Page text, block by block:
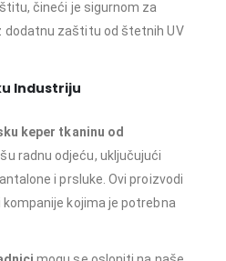
čineći je sigurnom za
dodatnu zaštitu od štetnih UV
Industriju
keper tkaninu od
radnu odjeću, uključujući
i prsluke. Ovi proizvodi
kojima je potrebna